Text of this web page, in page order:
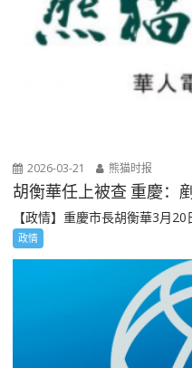
2026-03-21 熊猫时报
胡衡華任上被查 重慶：
【政情】重慶市長胡衡華3月20
政情